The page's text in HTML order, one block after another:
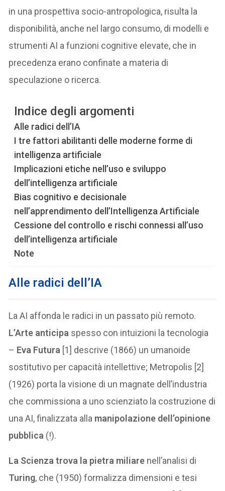
in una prospettiva socio-antropologica, risulta la
disponibilità, anche nel largo consumo, di modelli e
strumenti AI a funzioni cognitive elevate, che in
precedenza erano confinate a materia di
speculazione o ricerca.
Indice degli argomenti
Alle radici dell’IA
I tre fattori abilitanti delle moderne forme di
intelligenza artificiale
Implicazioni etiche nell’uso e sviluppo
dell’intelligenza artificiale
Bias cognitivo e decisionale
nell’apprendimento dell’Intelligenza Artificiale
Cessione del controllo e rischi connessi all’uso
dell’intelligenza artificiale
Note
Alle radici dell’IA
La AI affonda le radici in un passato più remoto.
L’Arte anticipa spesso con intuizioni la tecnologia
– Eva Futura [1] descrive (1866) un umanoide
sostitutivo per capacità intellettive; Metropolis [2]
(1926) porta la visione di un magnate dell’industria
che commissiona a uno scienziato la costruzione di
una AI, finalizzata alla manipolazione dell’opinione
pubblica (!).
La Scienza trova la pietra miliare nell’analisi di
Turing, che (1950) formalizza dimensioni e tesi